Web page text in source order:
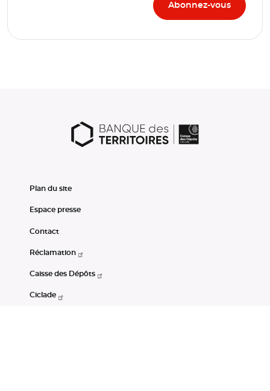
Plan du site
Espace presse
Contact
Réclamation
Caisse des Dépôts
Ciclade